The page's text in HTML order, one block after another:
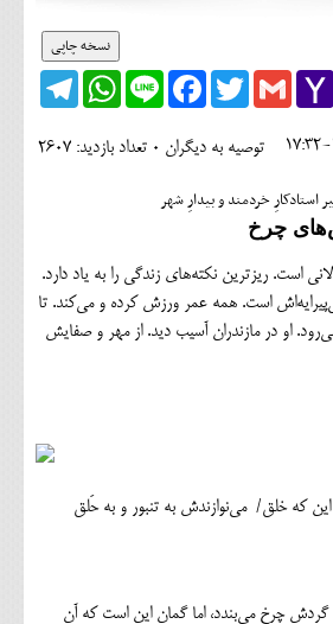
نسخه چاپی
Telegram
WhatsApp Line
FacebookTwitterGmailYahoo
Mail
تعداد بازدید: 2607 توصیه به دیگران 0
استادکارِ خردمند و بیدارِ شهر
چرخ
است. ریزترین نکته‌های زندگی را به یاد دارد.
است. همه عمر ورزش کرده و می‌کند. تا
می‌رود. او در مازندران آسیب دید. از مهر و صفایش
که خلق/ می‌نوازندش به تنبور و به حَلق
گردش چرخ می‌بندد، اما گمان این است که آن